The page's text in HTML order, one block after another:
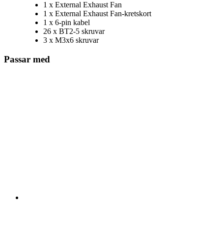
1 x External Exhaust Fan
1 x External Exhaust Fan-kretskort
1 x 6-pin kabel
26 x BT2-5 skruvar
3 x M3x6 skruvar
Passar med